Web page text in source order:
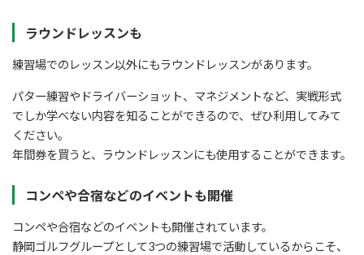
ラウンドレッスンも
練習場でのレッスン以外にもラウンドレッスンがあります。
パター練習やドライバーショット、マネジメントなど、実戦形式
でしか学べない内容を知ることができるので、ぜひ利用してみて
ください。
年間券を買うと、ラウンドレッスンにも使用することができます。
コンペや合宿などのイベントも開催
コンペや合宿などのイベントも開催されています。
静岡ゴルフグループとして3つの練習場で活動しているからこそ、